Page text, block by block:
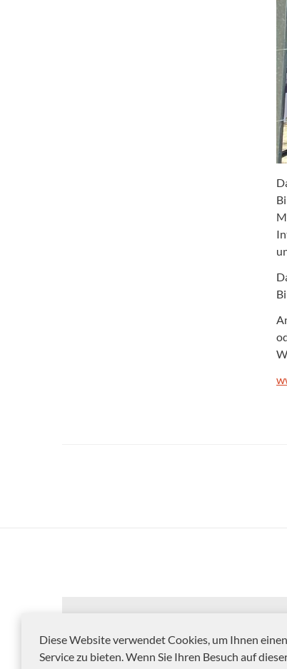
Diese Website verwendet Cookies, um Ihnen
Service zu bieten. Wenn Sie Ihren Besuch auf